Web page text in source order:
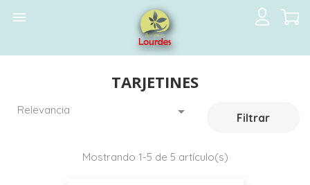

TARJETINES
Relevancia  Filtrar
Mostrando 1-5 de 5 artículo(s)